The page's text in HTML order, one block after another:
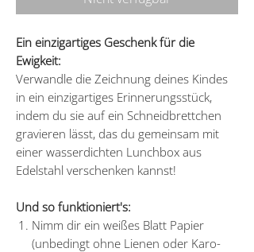
Ein einzigartiges Geschenk für die
Ewigkeit:
Verwandle die Zeichnung deines Kindes
in ein einzigartiges Erinnerungsstück,
indem du sie auf ein Schneidbrettchen
gravieren lässt, das du gemeinsam mit
einer wasserdichten Lunchbox aus
Edelstahl verschenken kannst!
Und so funktioniert's:
Nimm dir ein weißes Blatt Papier
(unbedingt ohne Lienen oder Karo-